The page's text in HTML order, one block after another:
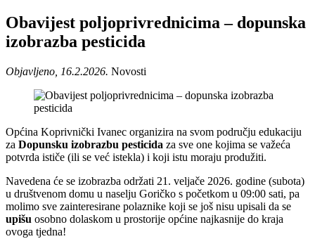
Obavijest poljoprivrednicima – dopunska
izobrazba pesticida
Objavljeno, 16.2.2026. Novosti
Općina Koprivnički Ivanec organizira na svom području edukaciju
za Dopunsku izobrazbu pesticida za sve one kojima se važeća
potvrda ističe (ili se već istekla) i koji istu moraju produžiti.
Navedena će se izobrazba održati 21. veljače 2026. godine (subota)
u društvenom domu u naselju Goričko s početkom u 09:00 sati, pa
molimo sve zainteresirane polaznike koji se još nisu upisali da se
upišu osobno dolaskom u prostorije općine najkasnije do kraja
ovoga tjedna!